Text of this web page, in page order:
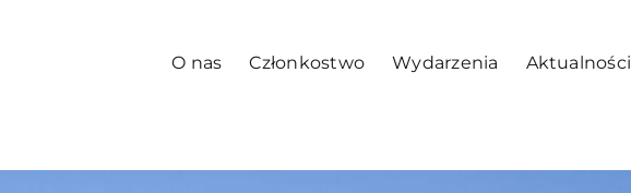
O nas Członkostwo Wydarzenia Aktualności